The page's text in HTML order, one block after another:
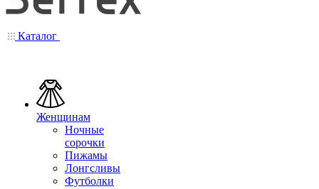
Каталог
Женщинам
Ночные
сорочки
Пижамы
Лонгсливы
Футболки